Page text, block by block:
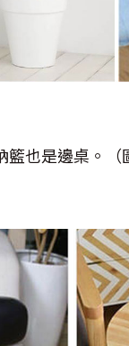
也是邊桌。（